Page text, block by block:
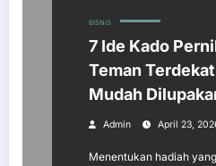
BISNIS
7 Ide Kado
Teman
Mudah
Admin April 23,
Menentukan hadiah